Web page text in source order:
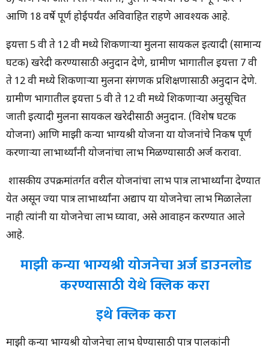
आणि 18 वर्षे पूर्ण होईपर्यंत अविवाहित राहणे आवश्यक आहे.
इयत्ता 5 वी ते 12 वी मध्ये शिकणाऱ्या मुलींना सायकल इत्यादी (सामान्य
घटक) खरेदी करण्यासाठी अनुदान देणे, ग्रामीण भागातील इयत्ता 7 वी
ते 12 वी मध्ये शिकणाऱ्या मुलींना संगणक प्रशिक्षणासाठी अनुदान देणे.
ग्रामीण भागातील इयत्ता 5 वी ते 12 वी मध्ये शिकणाऱ्या अनुसूचित
जाती इत्यादी मुलींना सायकल खरेदीसाठी अनुदान. (विशेष घटक
योजना) आणि माझी कन्या भाग्यश्री योजना या योजनांचे निकष पूर्ण
करणाऱ्या लाभार्थ्यांनी योजनांचा लाभ मिळण्यासाठी अर्ज करावा.
शासकीय उपक्रमांतर्गत वरील योजनांचा लाभ पात्र लाभार्थ्यांना देण्यात
येत असून ज्या पात्र लाभार्थ्यांना अद्याप या योजनेचा लाभ मिळालेला
नाही त्यांनी या योजनेचा लाभ घ्यावा, असे आवाहन करण्यात आले
आहे.
माझी कन्या भाग्यश्री योजनेचा अर्ज डाउनलोड
करण्यासाठी येथे क्लिक करा
इथे क्लिक करा
माझी कन्या भाग्यश्री योजनेचा लाभ घेण्यासाठी पात्र पालकांनी